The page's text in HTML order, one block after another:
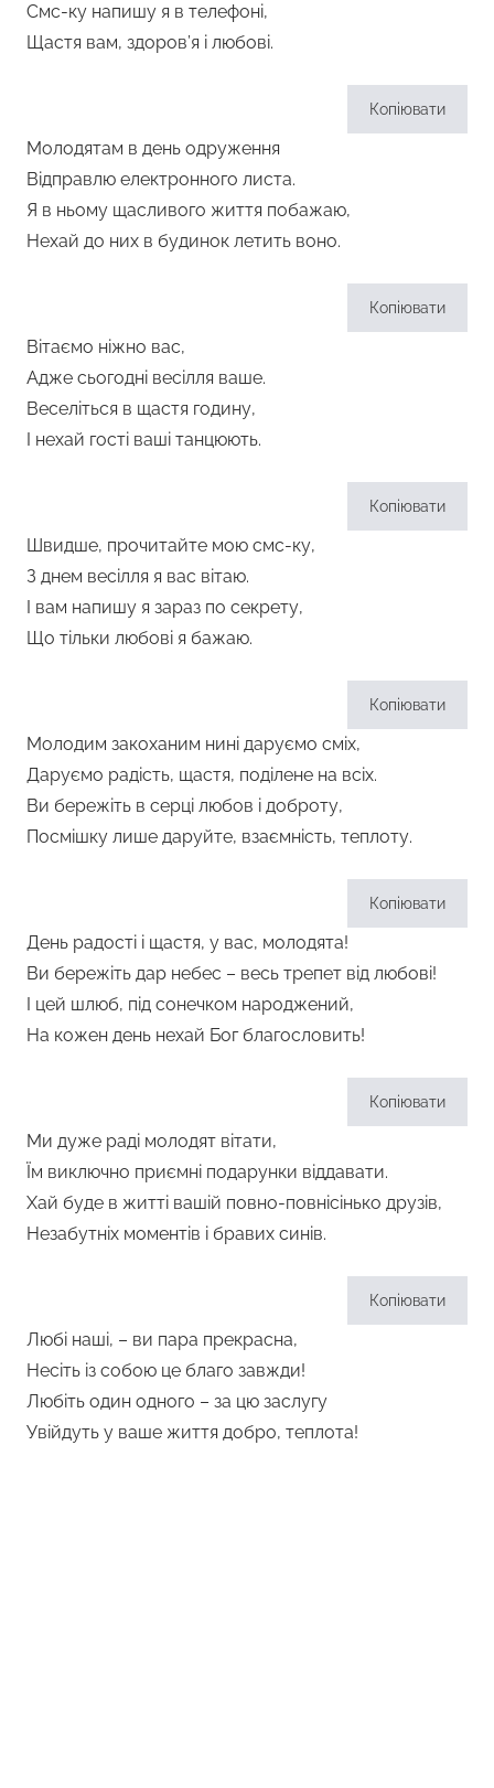
Смс-ку напишу я в телефоні,
Щастя вам, здоров’я і любові.
Копіювати
Молодятам в день одруження
Відправлю електронного листа.
Я в ньому щасливого життя побажаю,
Нехай до них в будинок летить воно.
Копіювати
Вітаємо ніжно вас,
Адже сьогодні весілля ваше.
Веселіться в щастя годину,
І нехай гості ваші танцюють.
Копіювати
Швидше, прочитайте мою смс-ку,
З днем ​​весілля я вас вітаю.
І вам напишу я зараз по секрету,
Що тільки любові я бажаю.
Копіювати
Молодим закоханим нині даруємо сміх,
Даруємо радість, щастя, поділене на всіх.
Ви бережіть в серці любов і доброту,
Посмішку лише даруйте, взаємність, теплоту.
Копіювати
День радості і щастя, у вас, молодята!
Ви бережіть дар небес – весь трепет від любові!
І цей шлюб, під сонечком народжений,
На кожен день нехай Бог благословить!
Копіювати
Ми дуже раді молодят вітати,
Їм виключно приємні подарунки віддавати.
Хай буде в житті вашій повно-повнісінько друзів,
Незабутніх моментів і бравих синів.
Копіювати
Любі наші, – ви пара прекрасна,
Несіть із собою це благо завжди!
Любіть один одного – за цю заслугу
Увійдуть у ваше життя добро, теплота!